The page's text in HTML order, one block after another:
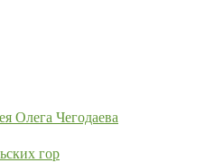
Олега Чегодаева
гор